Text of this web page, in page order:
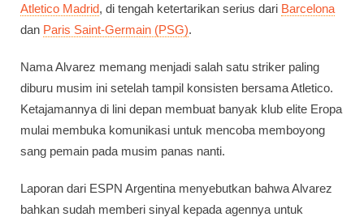
Atletico Madrid, di tengah ketertarikan serius dari Barcelona
dan Paris Saint-Germain (PSG).
Nama Alvarez memang menjadi salah satu striker paling
diburu musim ini setelah tampil konsisten bersama Atletico.
Ketajamannya di lini depan membuat banyak klub elite Eropa
mulai membuka komunikasi untuk mencoba memboyong
sang pemain pada musim panas nanti.
Laporan dari ESPN Argentina menyebutkan bahwa Alvarez
bahkan sudah memberi sinyal kepada agennya untuk